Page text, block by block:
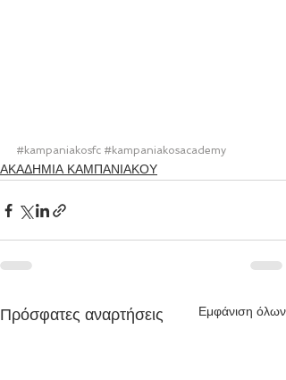
#kampaniakosfc #kampaniakosacademy
ΑΚΑΔΗΜΙΑ ΚΑΜΠΑΝΙΑΚΟΥ
Πρόσφατες αναρτήσεις Εμφάνιση όλων